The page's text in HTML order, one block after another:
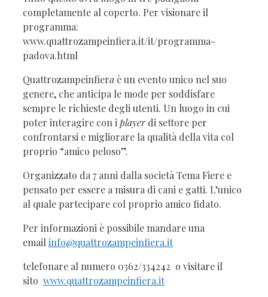
completamente al coperto. Per visionare il
programma:
www.quattrozampeinfiera.it/it/programma-
padova.html
Quattrozampeinfiera è un evento unico nel suo
genere, che anticipa le mode per soddisfare
sempre le richieste degli utenti. Un luogo in cui
poter interagire con i player di settore per
confrontarsi e migliorare la qualità della vita col
proprio “amico peloso”.
Organizzato da 7 anni dalla società Tema Fiere e
pensato per essere a misura di cani e gatti. L’unico
al quale partecipare col proprio amico fidato.
Per informazioni è possibile mandare una
email info@quattrozampeinfiera.it
telefonare al numero 0362/334242 o visitare il
sito www.quattrozampeinfiera.it